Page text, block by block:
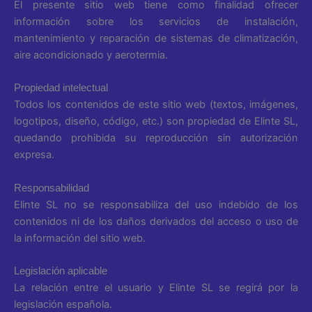
El presente sitio web tiene como finalidad ofrecer
información sobre los servicios de instalación,
mantenimiento y reparación de sistemas de climatización,
aire acondicionado y aerotermia.
Propiedad intelectual
Todos los contenidos de este sitio web (textos, imágenes,
logotipos, diseño, código, etc.) son propiedad de Elinte SL,
quedando prohibida su reproducción sin autorización
expresa.
Responsabilidad
Elinte SL no se responsabiliza del uso indebido de los
contenidos ni de los daños derivados del acceso o uso de
la información del sitio web.
Legislación aplicable
La relación entre el usuario y Elinte SL se regirá por la
legislación española.